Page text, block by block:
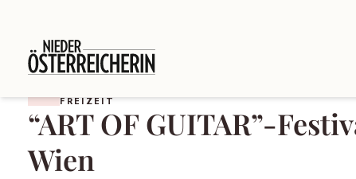
FREIZEIT
“ART OF GUITAR”-
Wien